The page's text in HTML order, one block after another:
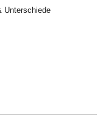
Unterschiede